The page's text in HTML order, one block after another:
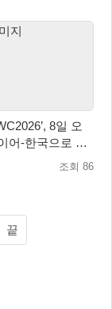
8일 오
어-한국으로 시
조회 86
끝